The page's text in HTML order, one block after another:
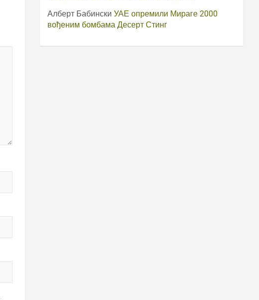
Алберт Бабински УАЕ опремили Мираге 2000
вођеним бомбама Десерт Стинг